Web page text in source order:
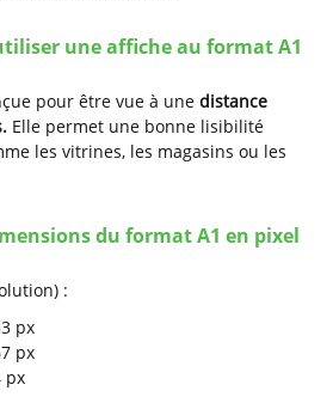
une affiche au format A1
pour être vue à une distance
Elle permet une bonne lisibilité
les vitrines, les magasins ou les
du format A1 en pixel
:
px
px
px